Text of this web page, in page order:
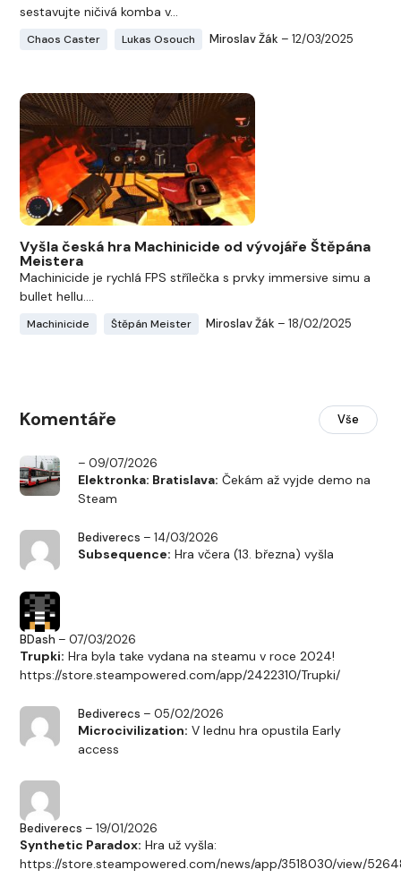
sestavujte ničivá komba v...
Chaos Caster Lukas Osouch Miroslav Žák – 12/03/2025
Vyšla česká hra Machinicide od vývojáře Štěpána
Meistera
Machinicide je rychlá FPS střílečka s prvky immersive simu a
bullet hellu....
Machinicide Štěpán Meister Miroslav Žák – 18/02/2025
Komentáře Vše
– 09/07/2026
Elektronka: Bratislava: Čekám až vyjde demo na
Steam
Bediverecs – 14/03/2026
Subsequence: Hra včera (13. března) vyšla
BDash – 07/03/2026
Trupki: Hra byla take vydana na steamu v roce 2024!
https://store.steampowered.com/app/2422310/Trupki/
Bediverecs – 05/02/2026
Microcivilization: V lednu hra opustila Early
access
Bediverecs – 19/01/2026
Synthetic Paradox: Hra už vyšla:
https://store.steampowered.com/news/app/3518030/view/